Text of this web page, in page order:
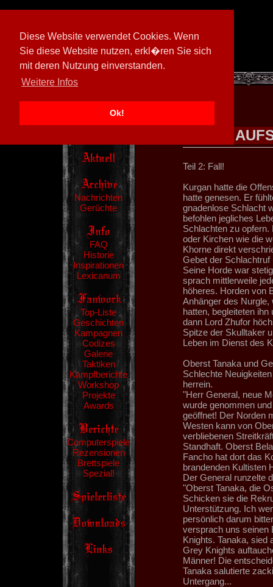
Diese Website verwendet Cookies. Wenn
Sie diese Website nutzen, erkl�ren Sie sich
mit deren Nutzung einverstanden.
Weitere Infos
Ok!
[ 597026/M3]
Nachrichten
Gerüchte
FAQ
Historie
Inspirationen
Lexicanum
Top-Liste
Geschichten
Kampagnen
Codizes
Galerie
Taktiken
Kampfberichte
Workshop
Projekte
Awards
Computerspiele
Rezensionen
Brettspiele
Spezial!
Teil 2: Fall!
Kurgan hatte die
hatte genesen. Er
gnadenlose Schlacht
befohlen jegliches
Schlachten zu
oder Kirchen wie die
Khorne direkt
Gebet der
Seine Horde war
sprach mittlerweile
höheres. Horden von
Anhänger des Nurgle,
hatten, begleiteten
dann Lord Zhufor
Spitze der Skulltaker
Leben im Dienst des
Oberst Tanaka und
Schlechte
herrein.
"Herr General, neue
wurde genommen
geöffnet! Der Norden
Westen kann von
verbliebenen
Standhaft. Oberst
Fancho hat dort das
brandenden Kultisten
Der General runzelte
"Oberst Tanaka, die
Schicken sie die
Unterstützung. Ich
persönlich darum
versprach uns seinen
Knights. Tanaka, sied
Grey Knights
Männer! Die
Tanaka salutierte
Untergang...